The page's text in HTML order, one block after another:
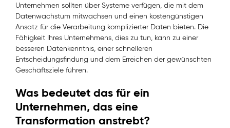
Unternehmen sollten über Systeme verfügen, die mit dem
Datenwachstum mitwachsen und einen kostengünstigen
Ansatz für die Verarbeitung komplizierter Daten bieten. Die
Fähigkeit Ihres Unternehmens, dies zu tun, kann zu einer
besseren Datenkenntnis, einer schnelleren
Entscheidungsfindung und dem Erreichen der gewünschten
Geschäftsziele führen.
Was bedeutet das für ein
Unternehmen, das eine
Transformation anstrebt?